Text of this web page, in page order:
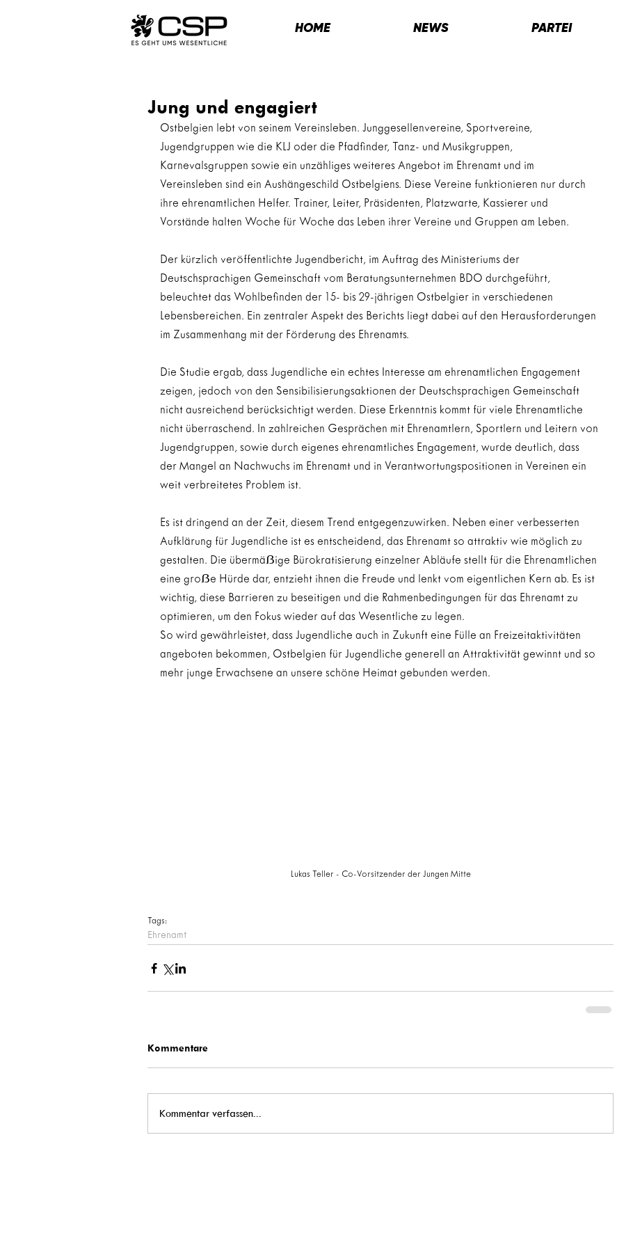
HOME NEWS PARTEI
Jung und engagiert
Ostbelgien lebt von seinem Vereinsleben. Junggesellenvereine, Sportvereine,
Jugendgruppen wie die KLJ oder die Pfadfinder, Tanz- und Musikgruppen,
Karnevalsgruppen sowie ein unzähliges weiteres Angebot im Ehrenamt und im
Vereinsleben sind ein Aushängeschild Ostbelgiens. Diese Vereine funktionieren nur durch
ihre ehrenamtlichen Helfer. Trainer, Leiter, Präsidenten, Platzwarte, Kassierer und
Vorstände halten Woche für Woche das Leben ihrer Vereine und Gruppen am Leben.
Der kürzlich veröffentlichte Jugendbericht, im Auftrag des Ministeriums der
Deutschsprachigen Gemeinschaft vom Beratungsunternehmen BDO durchgeführt,
beleuchtet das Wohlbefinden der 15- bis 29-jährigen Ostbelgier in verschiedenen
Lebensbereichen. Ein zentraler Aspekt des Berichts liegt dabei auf den Herausforderungen
im Zusammenhang mit der Förderung des Ehrenamts.
Die Studie ergab, dass Jugendliche ein echtes Interesse am ehrenamtlichen Engagement
zeigen, jedoch von den Sensibilisierungsaktionen der Deutschsprachigen Gemeinschaft
nicht ausreichend berücksichtigt werden. Diese Erkenntnis kommt für viele Ehrenamtliche
nicht überraschend. In zahlreichen Gesprächen mit Ehrenamtlern, Sportlern und Leitern von
Jugendgruppen, sowie durch eigenes ehrenamtliches Engagement, wurde deutlich, dass
der Mangel an Nachwuchs im Ehrenamt und in Verantwortungspositionen in Vereinen ein
weit verbreitetes Problem ist.
Es ist dringend an der Zeit, diesem Trend entgegenzuwirken. Neben einer verbesserten
Aufklärung für Jugendliche ist es entscheidend, das Ehrenamt so attraktiv wie möglich zu
gestalten. Die übermäẞige Bürokratisierung einzelner Abläufe stellt für die Ehrenamtlichen
eine groẞe Hürde dar, entzieht ihnen die Freude und lenkt vom eigentlichen Kern ab. Es ist
wichtig, diese Barrieren zu beseitigen und die Rahmenbedingungen für das Ehrenamt zu
optimieren, um den Fokus wieder auf das Wesentliche zu legen.
So wird gewährleistet, dass Jugendliche auch in Zukunft eine Fülle an Freizeitaktivitäten
angeboten bekommen, Ostbelgien für Jugendliche generell an Attraktivität gewinnt und so
mehr junge Erwachsene an unsere schöne Heimat gebunden werden.
Lukas Teller - Co-Vorsitzender der Jungen Mitte
Tags:
Ehrenamt
Kommentare
Kommentar verfassen...